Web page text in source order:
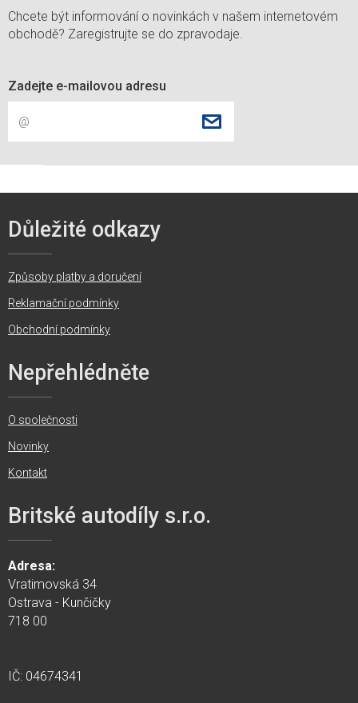
Chcete být informování o novinkách v našem internetovém
obchodě? Zaregistrujte se do zpravodaje.
Zadejte e-mailovou adresu
Důležité odkazy
Způsoby platby a doručení
Reklamační podmínky
Obchodní podmínky
Nepřehlédněte
O společnosti
Novinky
Kontakt
Britské autodíly s.r.o.
Adresa:
Vratimovská 34
Ostrava - Kunčičky
718 00
IČ: 04674341